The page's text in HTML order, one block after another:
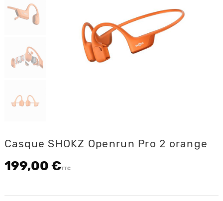
Casque SHOKZ Openrun Pro 2 orange
199,00 €TTC